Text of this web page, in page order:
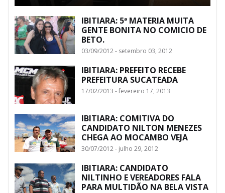
IBITIARA: 5ª MATERIA MUITA
GENTE BONITA NO COMICIO DE
BETO.
03/09/2012 - setembro 03, 2012
IBITIARA: PREFEITO RECEBE
PREFEITURA SUCATEADA
17/02/2013 - fevereiro 17, 2013
IBITIARA: COMITIVA DO
CANDIDATO NILTON MENEZES
CHEGA AO MOCAMBO VEJA
30/07/2012 - julho 29, 2012
IBITIARA: CANDIDATO
NILTINHO E VEREADORES FALA
PARA MULTIDÃO NA BELA VISTA